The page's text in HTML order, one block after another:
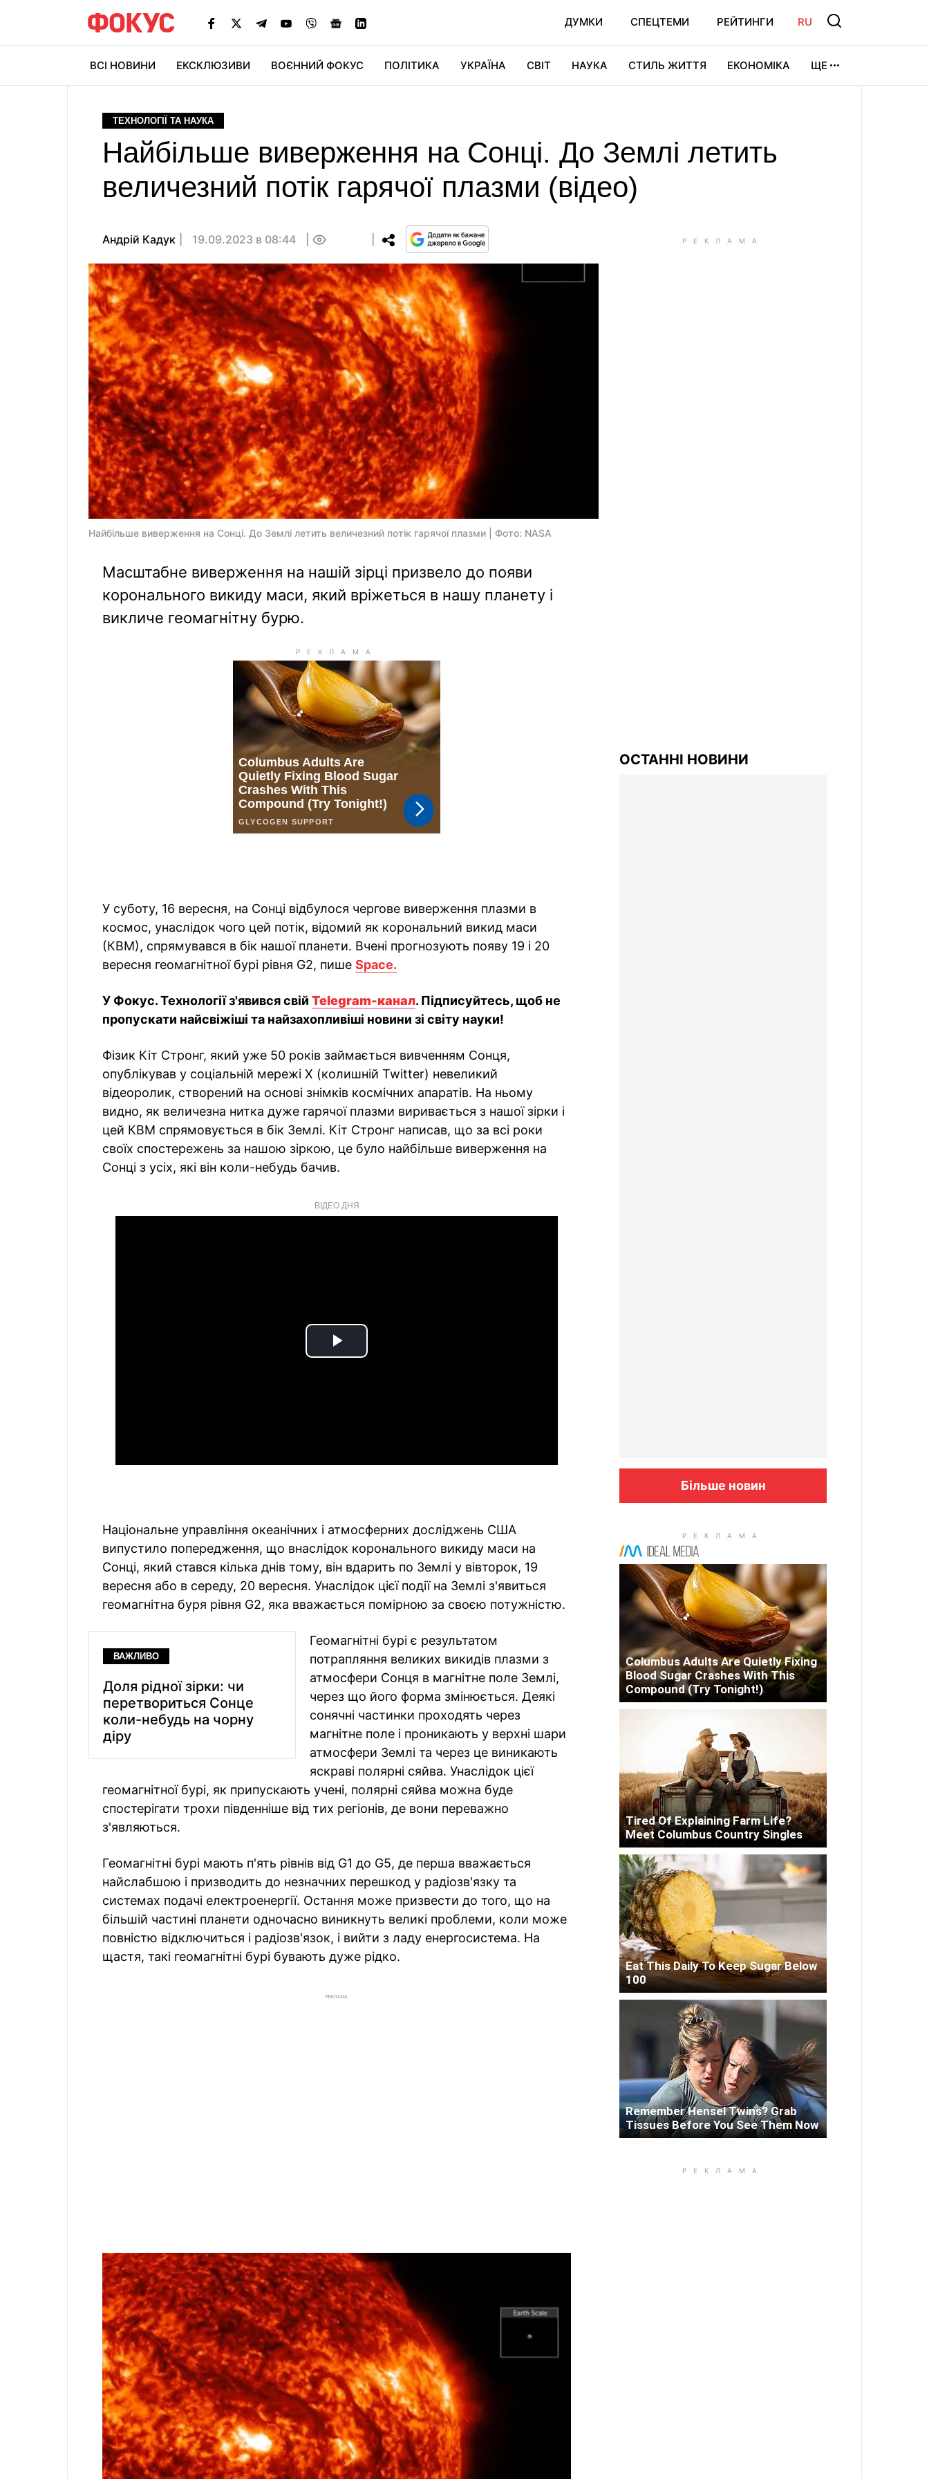
ДУМКИ СПЕЦТЕМИ РЕЙТИНГИ RU
ВСІ НОВИНИ ЕКСКЛЮЗИВИ ВОЄННИЙ ФОКУС ПОЛІТИКА УКРАЇНА СВІТ НАУКА СТИЛЬ ЖИТТЯ ЕКОНОМІКА ЩЕ
ТЕХНОЛОГІЇ ТА НАУКА
Найбільше виверження на Сонці. До Землі летить
величезний потік гарячої плазми (відео)
Андрій Кадук 19.09.2023 в 08:44
Найбільше виверження на Сонці. До Землі летить величезний потік гарячої плазми | Фото: NASA
Масштабне виверження на нашій зірці призвело до появи
коронального викиду маси, який вріжеться в нашу планету і
викличе геомагнітну бурю.
У суботу, 16 вересня, на Сонці відбулося чергове виверження плазми в
космос, унаслідок чого цей потік, відомий як корональний викид маси
(КВМ), спрямувався в бік нашої планети. Вчені прогнозують появу 19 і 20
вересня геомагнітної бурі рівня G2, пише Space.
У Фокус. Технології з'явився свій Telegram-канал. Підписуйтесь, щоб не
пропускати найсвіжіші та найзахопливіші новини зі світу науки!
Фізик Кіт Стронг, який уже 50 років займається вивченням Сонця,
опублікував у соціальній мережі Х (колишній Twitter) невеликий
відеоролик, створений на основі знімків космічних апаратів. На ньому
видно, як величезна нитка дуже гарячої плазми виривається з нашої зірки і
цей КВМ спрямовується в бік Землі. Кіт Стронг написав, що за всі роки
своїх спостережень за нашою зіркою, це було найбільше виверження на
Сонці з усіх, які він коли-небудь бачив.
ВІДЕО ДНЯ
Play
Національне управління океанічних і атмосферних досліджень США
випустило попередження, що внаслідок коронального викиду маси на
Сонці, який стався кілька днів тому, він вдарить по Землі у вівторок, 19
вересня або в середу, 20 вересня. Унаслідок цієї події на Землі з'явиться
геомагнітна буря рівня G2, яка вважається помірною за своєю потужністю.
ВАЖЛИВО
Доля рідної зірки: чи
перетвориться Сонце
коли-небудь на чорну
діру
Геомагнітні бурі є результатом
потрапляння великих викидів плазми з
атмосфери Сонця в магнітне поле Землі,
через що його форма змінюється. Деякі
сонячні частинки проходять через
магнітне поле і проникають у верхні шари
атмосфери Землі та через це виникають
яскраві полярні сяйва. Унаслідок цієї
геомагнітної бурі, як припускають учені, полярні сяйва можна буде
спостерігати трохи південніше від тих регіонів, де вони переважно
з'являються.
Геомагнітні бурі мають п'ять рівнів від G1 до G5, де перша вважається
найслабшою і призводить до незначних перешкод у радіозв'язку та
системах подачі електроенергії. Остання може призвести до того, що на
більшій частині планети одночасно виникнуть великі проблеми, коли може
повністю відключиться і радіозв'язок, і вийти з ладу енергосистема. На
щастя, такі геомагнітні бурі бувають дуже рідко.
РЕКЛАМА
ОСТАННІ НОВИНИ
Більше новин
Columbus Adults Are Quietly Fixing
Blood Sugar Crashes With This
Compound (Try Tonight!)
Tired Of Explaining Farm Life?
Meet Columbus Country Singles
Eat This Daily To Keep Sugar Below
100
Remember Hensel Twins? Grab
Tissues Before You See Them Now